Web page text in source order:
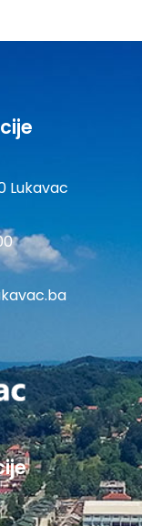
Lukavac